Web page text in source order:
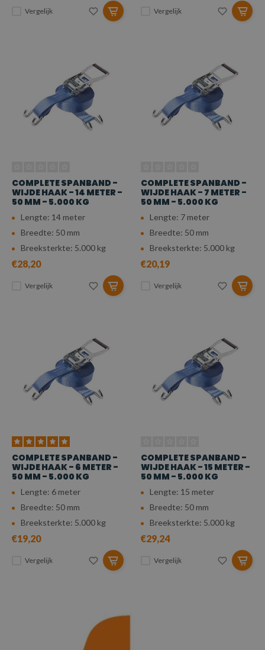
Vergelijk Vergelijk
COMPLETE SPANBAND -
WIJDE HAAK - 14 METER -
50 MM - 5.000 KG
Lengte: 14 meter
Breedte: 50 mm
Breeksterkte: 5.000 kg
€28,20
Vergelijk
COMPLETE SPANBAND -
WIJDE HAAK - 7 METER -
50 MM - 5.000 KG
Lengte: 7 meter
Breedte: 50 mm
Breeksterkte: 5.000 kg
€20,19
Vergelijk
COMPLETE SPANBAND -
WIJDE HAAK - 6 METER -
50 MM - 5.000 KG
Lengte: 6 meter
Breedte: 50 mm
Breeksterkte: 5.000 kg
€19,20
Vergelijk
COMPLETE SPANBAND -
WIJDE HAAK - 15 METER -
50 MM - 5.000 KG
Lengte: 15 meter
Breedte: 50 mm
Breeksterkte: 5.000 kg
€29,24
Vergelijk